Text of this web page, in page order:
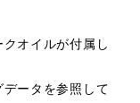
オイルが付属し
ータを参照して